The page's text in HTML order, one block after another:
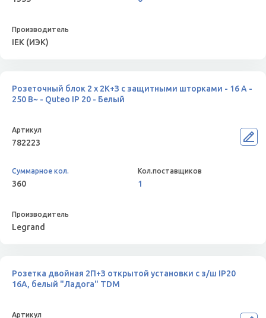
IEK (ИЭК)
Розеточный блок 2 x 2К+З с защитными шторками - 16 A -
250 В~ - Quteo IP 20 - Белый
782223
360 1
Legrand
Розетка двойная 2П+З открытой установки с з/ш IP20
16А, белый "Ладога" TDM